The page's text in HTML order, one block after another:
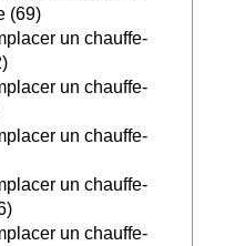
(69)
un chauffe-
un chauffe-
un chauffe-
un chauffe-
un chauffe-